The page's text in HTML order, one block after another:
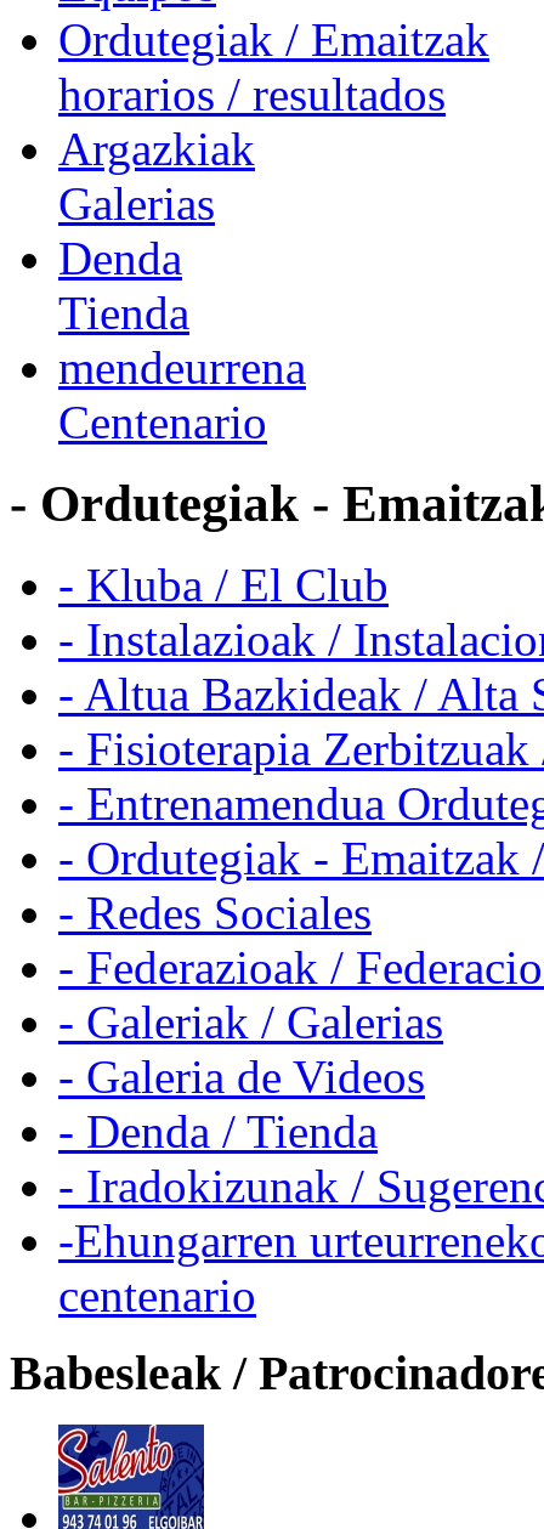
Ordutegiak / Emaitzak
horarios / resultados
Argazkiak
Galerias
Denda
Tienda
mendeurrena
Centenario
- Ordutegiak -
- Kluba / El Club
- Instalazioak /
- Altua Bazkideak / Alta
- Fisioterapia
- Entrenamendua
- Ordutegiak - Emaitzak
- Redes Sociales
- Federazioak /
- Galeriak / Galerias
- Galeria de Videos
- Denda / Tienda
- Iradokizunak /
-Ehungarren
centenario
Babesleak /